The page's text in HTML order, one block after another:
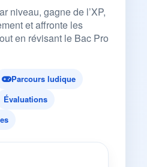
niveau, gagne de l’XP,
et affronte les
en révisant le Bac Pro
Parcours ludique
Évaluations